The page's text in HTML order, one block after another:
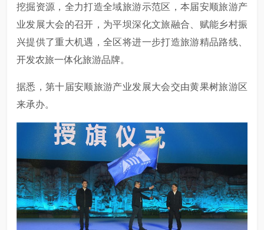
挖掘资源，全力打造全域旅游示范区，本届安顺旅游产
业发展大会的召开，为平坝深化文旅融合、赋能乡村振
兴提供了重大机遇，全区将进一步打造旅游精品路线、
开发农旅一体化旅游品牌。
据悉，第十届安顺旅游产业发展大会交由黄果树旅游区
来承办。